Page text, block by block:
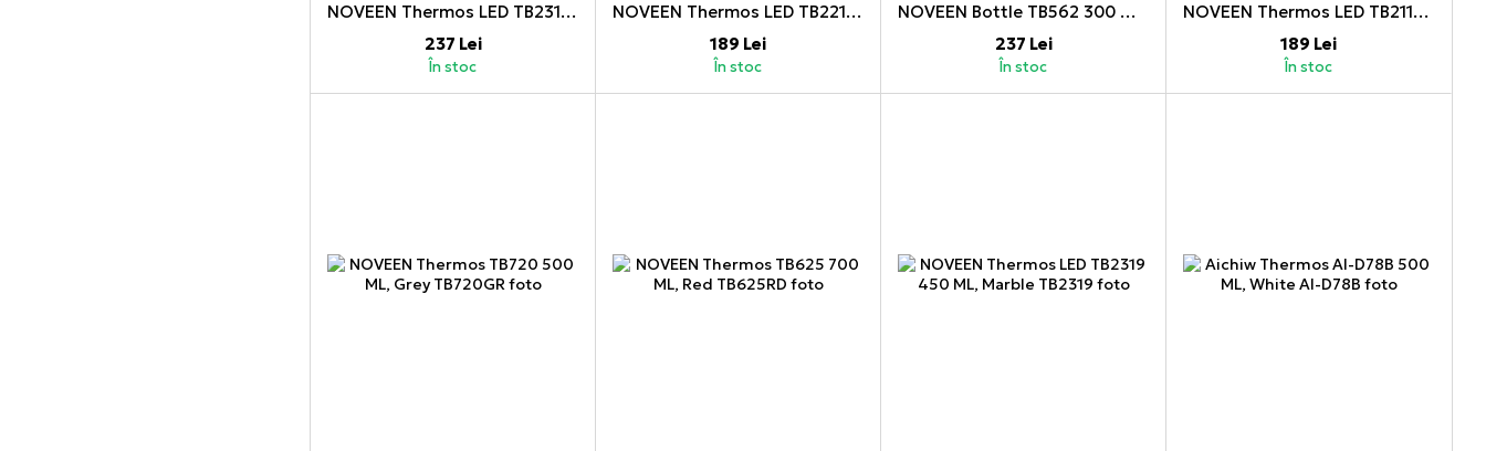
NOVEEN Thermos LED TB2310 450 ML, Black Matt
237 Lei
În stoc
NOVEEN Thermos LED TB2217 380 ML, Light Blue Mat
189 Lei
În stoc
NOVEEN Bottle TB562 300 ML, Blue Solid
237 Lei
În stoc
NOVEEN Thermos LED TB2116 280 ML, Pink Mat
189 Lei
În stoc